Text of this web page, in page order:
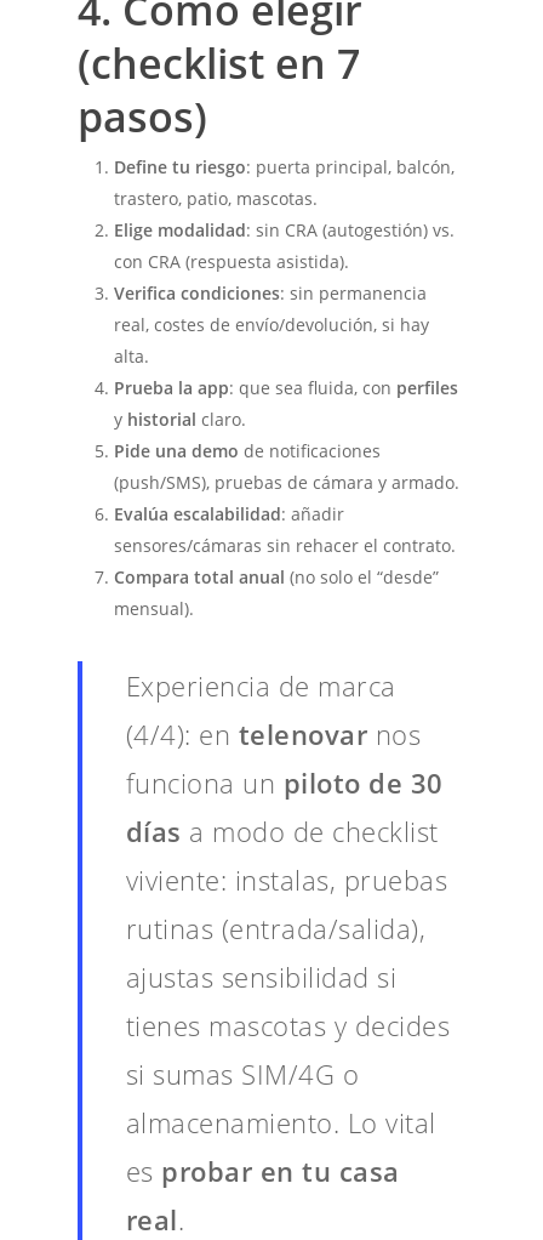
(checklist en 7
pasos)
Define tu riesgo: puerta principal, balcón,
trastero, patio, mascotas.
Elige modalidad: sin CRA (autogestión) vs.
con CRA (respuesta asistida).
Verifica condiciones: sin permanencia
real, costes de envío/devolución, si hay
alta.
Prueba la app: que sea fluida, con perfiles
y historial claro.
Pide una demo de notificaciones
(push/SMS), pruebas de cámara y armado.
Evalúa escalabilidad: añadir
sensores/cámaras sin rehacer el contrato.
Compara total anual (no solo el “desde”
mensual).
Experiencia de marca
(4/4): en telenovar nos
funciona un piloto de 30
días a modo de checklist
viviente: instalas, pruebas
rutinas (entrada/salida),
ajustas sensibilidad si
tienes mascotas y decides
si sumas SIM/4G o
almacenamiento. Lo vital
es probar en tu casa
real.